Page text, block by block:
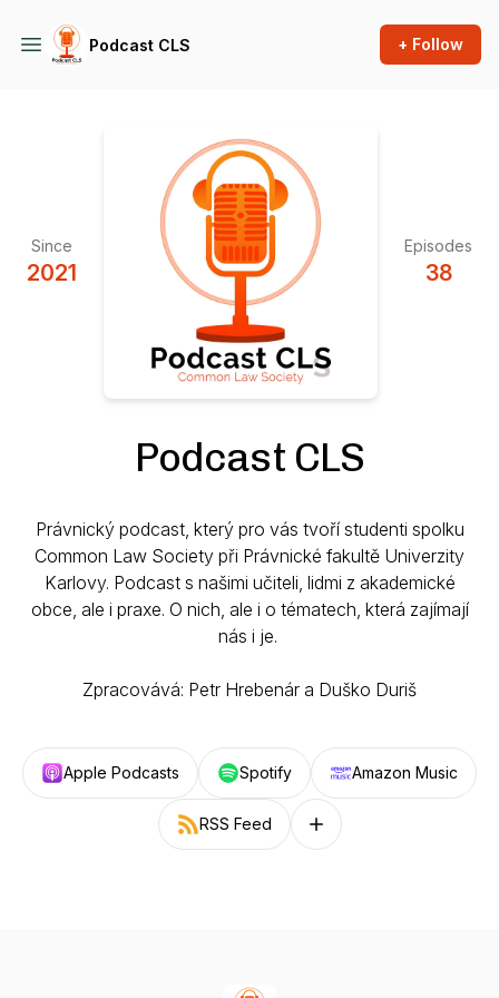
Podcast CLS + Follow
Since
2021
Episodes
38
Podcast CLS
Právnický podcast, který pro vás tvoří studenti spolku
Common Law Society při Právnické fakultě Univerzity
Karlovy. Podcast s našimi učiteli, lidmi z akademické
obce, ale i praxe. O nich, ale i o tématech, která zajímají
nás i je.
Zpracovává: Petr Hrebenár a Duško Duriš
Apple Podcasts Spotify Amazon Music
RSS Feed Follow on other platforms